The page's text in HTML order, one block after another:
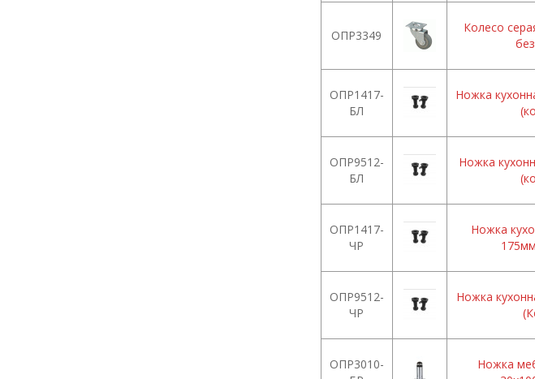
ОПР3349
Колесо
ОПР1417-
БЛ
Ножка
ОПР9512-
БЛ
Ножка
ОПР1417-
ЧР
Ножка
ОПР9512-
ЧР
Ножка
ОПР3010-
Ножка